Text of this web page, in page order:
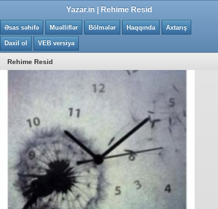
Yazar.in | Rehime Resid
Əsas səhifə Muəlliflər Bölmələr Haqqında Axtarış
Daxil ol VEB versiya
Rehime Resid